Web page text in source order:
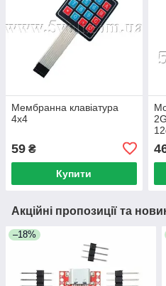
Мембранна клавіатура
4х4
59 ₴
Купити
Акційні пропозиції та
–18%